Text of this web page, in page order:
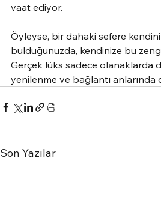
vaat ediyor.
Öyleyse, bir dahaki sefere
bulduğunuzda, kendinize bu
Gerçek lüks sadece olanaklarda
yenilenme ve bağlantı anlarında
Son Yazılar